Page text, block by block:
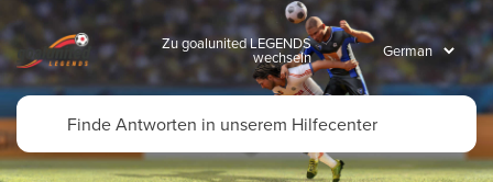
Zu goalunited LEGENDS
wechseln